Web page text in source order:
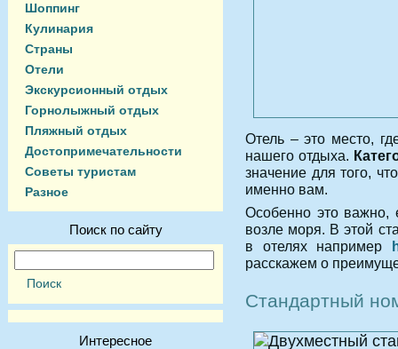
Шоппинг
Кулинария
Страны
Отели
Экскурсионный отдых
Горнолыжный отдых
Пляжный отдых
Достопримечательности
Советы туристам
Разное
Поиск по сайту
Интересное
Отель – это место,
нашего отдыха.
значение для того,
именно вам.
Особенно это важно,
возле моря. В этой
в отелях например
расскажем о
Стандартный